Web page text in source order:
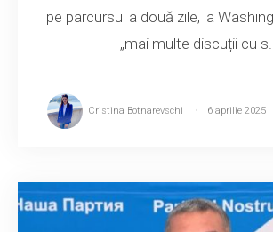
pe parcursul a două zile, la
„mai multe discuții cu s...
Cristina Botnarevschi 6 aprilie 2025